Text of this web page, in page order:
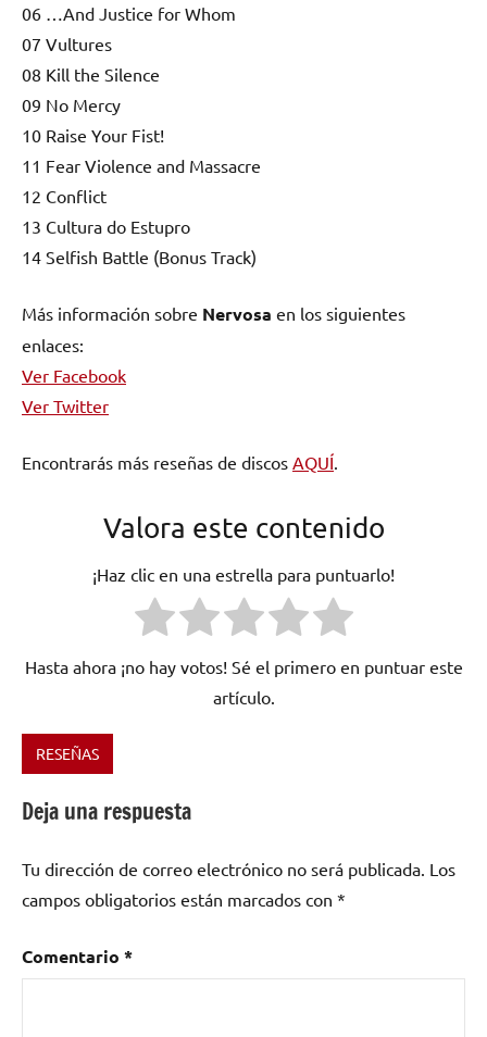
06 …And Justice for Whom
07 Vultures
08 Kill the Silence
09 No Mercy
10 Raise Your Fist!
11 Fear Violence and Massacre
12 Conflict
13 Cultura do Estupro
14 Selfish Battle (Bonus Track)
Más información sobre Nervosa en los siguientes
enlaces:
Ver Facebook
Ver Twitter
Encontrarás más reseñas de discos AQUÍ
Valora este contenido
¡Haz clic en una estrella para puntuarlo!
Hasta ahora ¡no hay votos! Sé el primero en puntuar este
artículo.
Etiquetado
Brasil
Nervosa,
Thrash
RESEÑAS
Deja una respuesta
Tu dirección de correo electrónico no será publicada. Los
campos obligatorios están marcados con *
Comentario *